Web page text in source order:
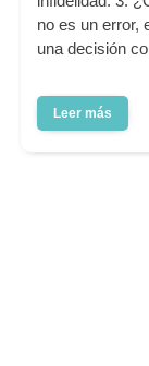
no es un error,
una decisión
Leer más